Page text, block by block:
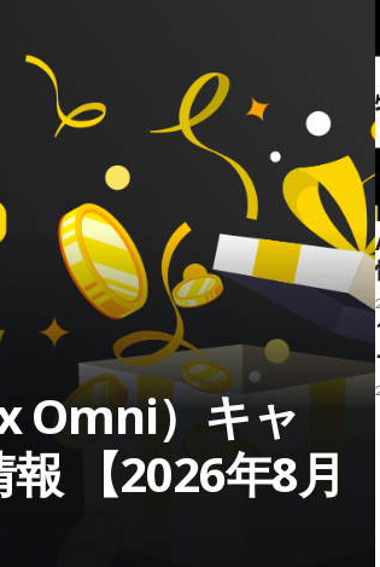
Omni）キャ
【2026年8月